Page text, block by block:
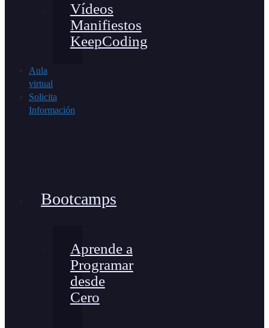
Vídeos
Manifiestos
KeepCoding
Aula
virtual
Solicita
Información
Bootcamps
Aprende a
Programar
desde
Cero